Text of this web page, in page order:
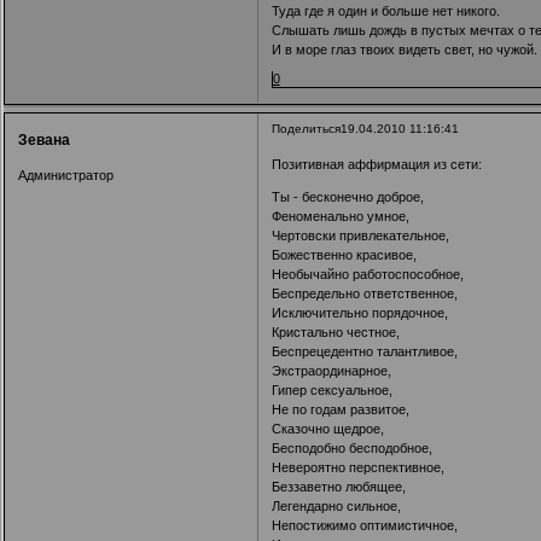
Туда где я один и больше нет никого.
Слышать лишь дождь в пустых мечтах о
И в море глаз твоих видеть свет, но чужой.
0
Поделиться19.04.2010 11:16:41
Зевана
Администратор
Позитивная аффирмация из сети:
Ты - бесконечно доброе,
Феноменально умное,
Чертовски привлекательное,
Божественно красивое,
Необычайно работоспособное,
Беспредельно ответственное,
Исключительно порядочное,
Кристально честное,
Беспрецедентно талантливое,
Экстраординарное,
Гипер сексуальное,
Не по годам развитое,
Сказочно щедрое,
Бесподобно бесподобное,
Невероятно перспективное,
Беззаветно любящее,
Легендарно сильное,
Непостижимо оптимистичное,